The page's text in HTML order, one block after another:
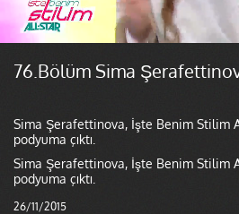
76.Bölüm Sima
Sima Şerafettinova, İşte Benim Stilim
podyuma çıktı.
Sima Şerafettinova, İşte Benim Stilim
podyuma çıktı.
26/11/2015